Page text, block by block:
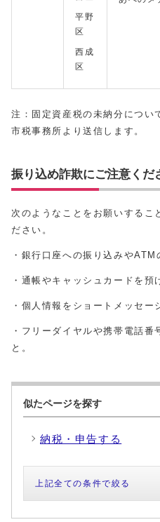
平野
区
西成
区
注：固定資産税の未納分につい
市税事務所より送信します。
振り込め詐欺にご注意くだ
次のようなことをお願いするこ
ださい。
・銀行口座への振り込みやATM
・通帳やキャッシュカードを預
・個人情報をショートメッセー
・フリーダイヤルや携帯電話番
と。
似たページを探す
納税・申告する
上記全ての条件で絞る